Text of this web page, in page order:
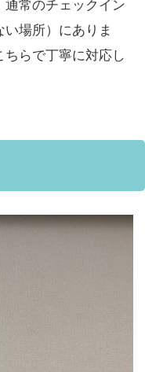
常のチェックイン
場所）にありま
らで丁寧に対応し